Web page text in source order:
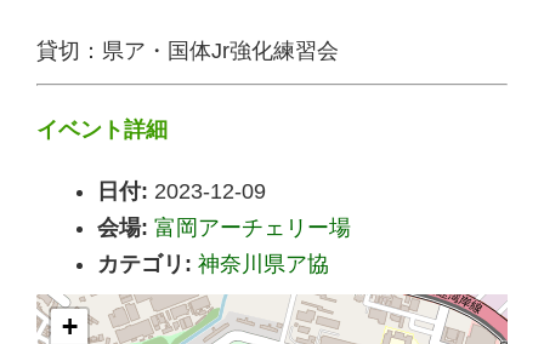
貸切：県ア・国体Jr強化練習会
イベント詳細
日付: 2023-12-09
会場: 富岡アーチェリー場
カテゴリ: 神奈川県ア協
+